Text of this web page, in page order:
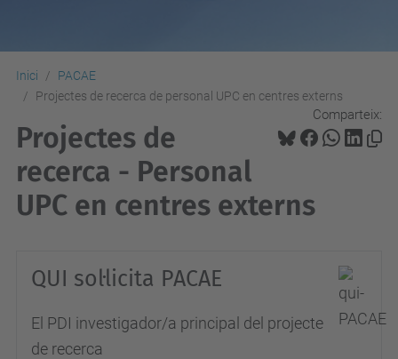
Inici
PACAE
Projectes de recerca de personal UPC en centres externs
Comparteix:
Projectes de
recerca - Personal
UPC en centres externs
QUI sol·licita PACAE
El PDI investigador/a principal del projecte
de recerca